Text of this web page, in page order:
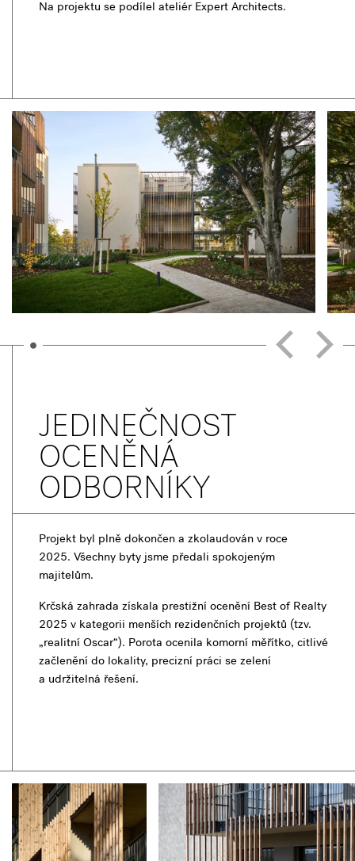
Na projektu se podílel ateliér Expert Architects.
JEDINEČNOST
OCENĚNÁ
ODBORNÍKY
Projekt byl plně dokončen a zkolaudován v roce
2025. Všechny byty jsme předali spokojeným
majitelům.
Krčská zahrada získala prestižní ocenění Best of Realty
2025 v kategorii menších rezidenčních projektů (tzv.
„realitní Oscar“). Porota ocenila komorní měřítko, citlivé
začlenění do lokality, precizní práci se zelení
a udržitelná řešení.